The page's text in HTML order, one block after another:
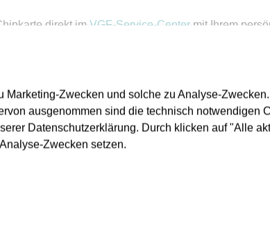
direkt im VGF-Service-Center mit Ihrem
Zwecken und solche zu Analyse-
ausgenommen sind die technisch notwendigen
Datenschutzerklärung. Durch klicken auf "Alle
Zwecken setzen.